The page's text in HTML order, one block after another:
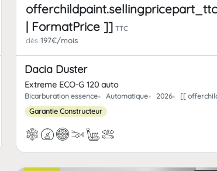
| FormatNumber ]] kms
offerchildpaint.sellingpricepart_ttc
| FormatPrice ]] TTC
dès 197€/mois
Dacia Duster
Extreme ECO-G 120 auto
Bicarburation essence Automatique 2026
[[
Garantie Constructeur